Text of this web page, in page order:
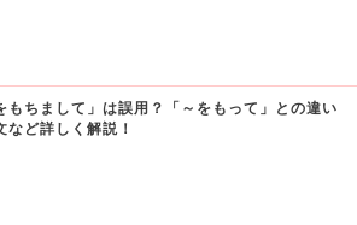
もちまして」は誤用？「～をもって」との違い
など詳しく解説！